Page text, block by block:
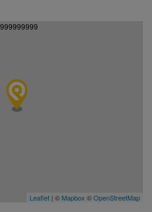
Leaflet | © Mapbox ©OpenStreetMap